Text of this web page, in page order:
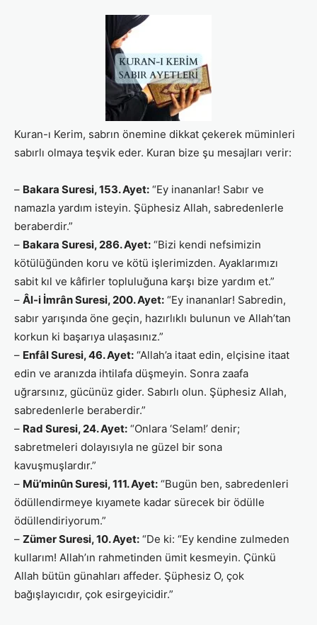
Kuran-ı Kerim, sabrın önemine dikkat çekerek müminleri
sabırlı olmaya teşvik eder. Kuran bize şu mesajları verir:
– Bakara Suresi, 153. Ayet: “Ey inananlar! Sabır ve
namazla yardım isteyin. Şüphesiz Allah, sabredenlerle
beraberdir.”
– Bakara Suresi, 286. Ayet: “Bizi kendi nefsimizin
kötülüğünden koru ve kötü işlerimizden. Ayaklarımızı
sabit kıl ve kâfirler topluluğuna karşı bize yardım et.”
– Âl-i İmrân Suresi, 200. Ayet: “Ey inananlar! Sabredin,
sabır yarışında öne geçin, hazırlıklı bulunun ve Allah’tan
korkun ki başarıya ulaşasınız.”
– Enfâl Suresi, 46. Ayet: “Allah’a itaat edin, elçisine itaat
edin ve aranızda ihtilafa düşmeyin. Sonra zaafa
uğrarsınız, gücünüz gider. Sabırlı olun. Şüphesiz Allah,
sabredenlerle beraberdir.”
– Rad Suresi, 24. Ayet: “Onlara ‘Selam!’ denir;
sabretmeleri dolayısıyla ne güzel bir sona
kavuşmuşlardır.”
– Mü’minûn Suresi, 111. Ayet: “Bugün ben, sabredenleri
ödüllendirmeye kıyamete kadar sürecek bir ödülle
ödüllendiriyorum.”
– Zümer Suresi, 10. Ayet: “De ki: “Ey kendine zulmeden
kullarım! Allah’ın rahmetinden ümit kesmeyin. Çünkü
Allah bütün günahları affeder. Şüphesiz O, çok
bağışlayıcıdır, çok esirgeyicidir.”